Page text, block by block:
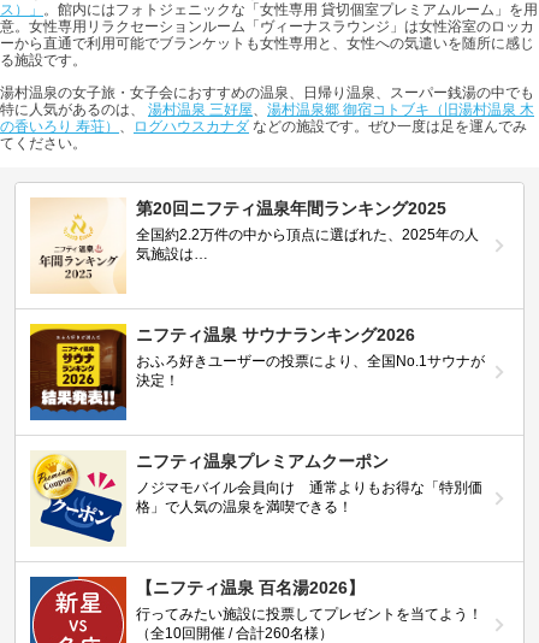
ス）」 。館内にはフォトジェニックな「女性専用 貸切個室プレミアムルーム」を用
意。女性専用リラクセーションルーム「ヴィーナスラウンジ」は女性浴室のロッカ
ーから直通で利用可能でブランケットも女性専用と、女性への気遣いを随所に感じ
る施設です。
湯村温泉の女子旅・女子会におすすめの温泉、日帰り温泉、スーパー銭湯の中でも
特に人気があるのは、 湯村温泉 三好屋、 湯村温泉郷 御宿コトブキ（旧湯村温泉 木
の香いろり 寿荘） 、 ログハウスカナダ などの施設です。ぜひ一度は足を運んでみ
てください。
第20回ニフティ温泉年間ランキング2025
全国約2.2万件の中から頂点に選ばれた、2025年の人
気施設は…
ニフティ温泉 サウナランキング2026
おふろ好きユーザーの投票により、全国No.1サウナが
決定！
ニフティ温泉プレミアムクーポン
ノジマモバイル会員向け 通常よりもお得な「特別価
格」で人気の温泉を満喫できる！
【ニフティ温泉 百名湯2026】
行ってみたい施設に投票してプレゼントを当てよう！
（全10回開催 / 合計260名様）